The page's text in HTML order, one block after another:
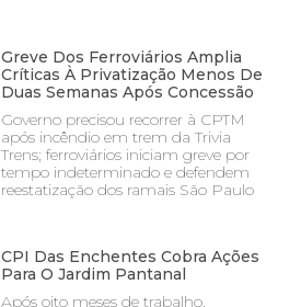
Greve Dos Ferroviários Amplia
Críticas À Privatização Menos De
Duas Semanas Após Concessão
Governo precisou recorrer à CPTM
após incêndio em trem da Trivia
Trens; ferroviários iniciam greve por
tempo indeterminado e defendem
reestatização dos ramais São Paulo
CPI Das Enchentes Cobra Ações
Para O Jardim Pantanal
Após oito meses de trabalho,